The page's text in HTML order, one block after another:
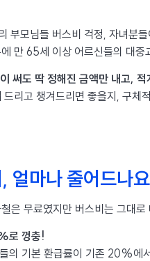
부모님들 버스비 걱정, 자녀분
만 65세 이상 어르신들의 대중
써도 딱 정해진 금액만 내고,
리고 챙겨드리면 좋을지, 구체
얼마나 줄어드나
은 무료였지만 버스비는 그대
로 껑충!
의 기본 환급률이 기존 20%에서